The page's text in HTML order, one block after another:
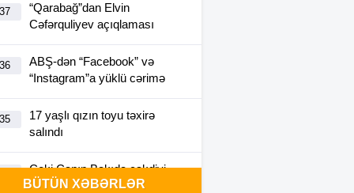
“Qarabağ”dan Elvin
Cəfərquliyev açıqlaması
ABŞ-dən “Facebook” və
“Instagram”a yüklü cərimə
17 yaşlı qızın toyu təxirə
salındı
Ceki Çanın Bakıda çəkdiyi
filmə görə Azərbaycan 1
BÜTÜN XƏBƏRLƏR